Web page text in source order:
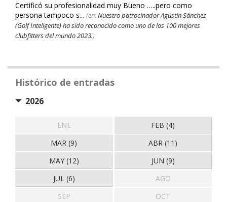
Certificó su profesionalidad muy Bueno …..pero como
persona tampoco s... (en:Nuestro patrocinador Agustín Sánchez
(Golf Inteligente) ha sido reconocido como uno de los 100 mejores
clubfitters del mundo 2023.)
Histórico de entradas
2026
ENE
FEB (4)
MAR (9)
ABR (11)
MAY (12)
JUN (9)
JUL (6)
AGO
SEP
OCT